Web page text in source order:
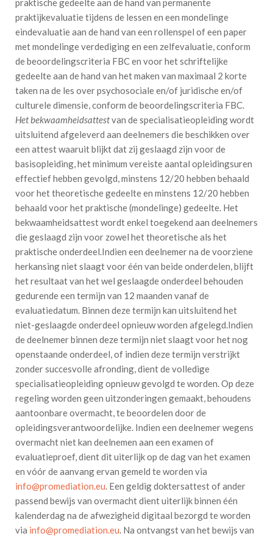
praktische gedeelte aan de hand van permanente
praktijkevaluatie tijdens de lessen en een mondelinge
eindevaluatie aan de hand van een rollenspel of een paper
met mondelinge verdediging en een zelfevaluatie, conform
de beoordelingscriteria FBC en voor het schriftelijke
gedeelte aan de hand van het maken van maximaal 2 korte
taken na de les over psychosociale en/of juridische en/of
culturele dimensie, conform de beoordelingscriteria FBC.
Het bekwaamheidsattestvan de specialisatieopleiding wordt
uitsluitend afgeleverd aan deelnemers die beschikken over
een attest waaruit blijkt dat zij geslaagd zijn voor de
basisopleiding, het minimum vereiste aantal opleidingsuren
effectief hebben gevolgd, minstens 12/20 hebben behaald
voor het theoretische gedeelte en minstens 12/20 hebben
behaald voor het praktische (mondelinge) gedeelte. Het
bekwaamheidsattest wordt enkel toegekend aan deelnemers
die geslaagd zijn voor zowel het theoretische als het
praktische onderdeel.Indien een deelnemer na de voorziene
herkansing niet slaagt voor één van beide onderdelen, blijft
het resultaat van het wel geslaagde onderdeel behouden
gedurende een termijn van 12 maanden vanaf de
evaluatiedatum. Binnen deze termijn kan uitsluitend het
niet-geslaagde onderdeel opnieuw worden afgelegd.Indien
de deelnemer binnen deze termijn niet slaagt voor het nog
openstaande onderdeel, of indien deze termijn verstrijkt
zonder succesvolle afronding, dient de volledige
specialisatieopleiding opnieuw gevolgd te worden. Op deze
regeling worden geen uitzonderingen gemaakt, behoudens
aantoonbare overmacht, te beoordelen door de
opleidingsverantwoordelijke. Indien een deelnemer wegens
overmacht niet kan deelnemen aan een examen of
evaluatieproef, dient dit uiterlijk op de dag van het examen
en vóór de aanvang ervan gemeld te worden via
info@promediation.eu. Een geldig doktersattest of ander
passend bewijs van overmacht dient uiterlijk binnen één
kalenderdag na de afwezigheid digitaal bezorgd te worden
via info@promediation.eu. Na ontvangst van het bewijs van